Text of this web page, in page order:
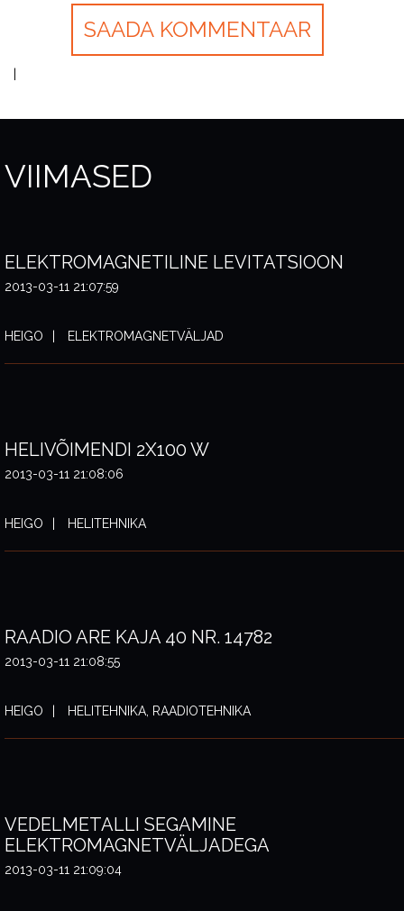
VIIMASED
ELEKTROMAGNETILINE LEVITATSIOON
2013-03-11 21:07:59
HEIGO ELEKTROMAGNETVÄLJAD
HELIVÕIMENDI 2X100 W
2013-03-11 21:08:06
HEIGO HELITEHNIKA
RAADIO ARE KAJA 40 NR. 14782
2013-03-11 21:08:55
HEIGO HELITEHNIKA, RAADIOTEHNIKA
VEDELMETALLI SEGAMINE
ELEKTROMAGNETVÄLJADEGA
2013-03-11 21:09:04